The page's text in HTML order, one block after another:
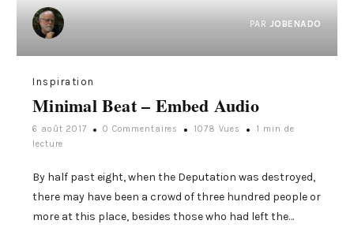
PAR JOBENADO
Inspiration
Minimal Beat – Embed Audio
6 août 2017 0 Commentaires 1078 Vues
1 min de
lecture
By half past eight, when the Deputation was destroyed,
there may have been a crowd of three hundred people or
more at this place, besides those who had left the…